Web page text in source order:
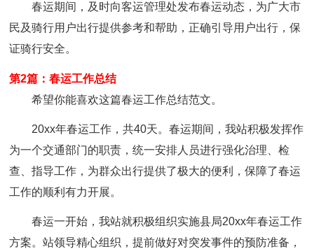
春运期间，及时向客运管理处发布春运动态，为广大市
民及骑行用户出行提供参考和帮助，正确引导用户出行，保
证骑行安全。
第2篇：春运工作总结
希望你能喜欢这篇春运工作总结范文。
20xx年春运工作，共40天。春运期间，我站积极发挥作
为一个交通部门的职责，统一安排人员进行强化治理、检
查、指导工作，为群众出行提供了极大的便利，保障了春运
工作的顺利有力开展。
春运一开始，我站就积极组织实施县局20xx年春运工作
方案。站领导精心组织，提前做好对突发事件的预防准备，